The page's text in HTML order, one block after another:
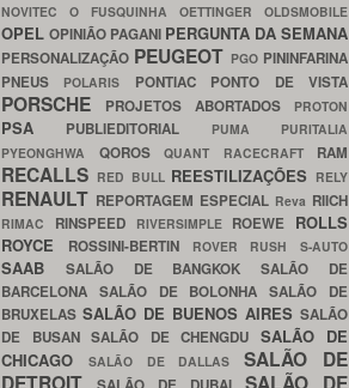
NOVITEC O FUSQUINHA OETTINGER OLDSMOBILE
OPEL OPINIÃO PAGANI PERGUNTA DA SEMANA
PERSONALIZAÇÃO PEUGEOT PGO PININFARINA
PNEUS
POLARIS PONTIAC PONTO DE VISTA
PORSCHE PROJETOS ABORTADOS PROTON
PSA PUBLIEDITORIAL PUMA PURITALIA
PYEONGHWA QOROS QUANT RACECRAFT RAM
RECALLS RED BULL REESTILIZAÇÕES RELY
RENAULT REPORTAGEM ESPECIAL Reva RIICH
RIMAC RINSPEED RIVERSIMPLE ROEWE ROLLS
ROYCE
ROSSINI-BERTIN ROVER RUSH S-AUTO
SAAB SALÃO DE BANGKOKSALÃO DE
BARCELONA SALÃO DE BOLONHASALÃO DE
BRUXELAS SALÃO DE BUENOS AIRES SALÃO
DE BUSAN SALÃO DE CHENGDU SALÃO DE
CHICAGO
SALÃO DE DALLASSALÃO DE